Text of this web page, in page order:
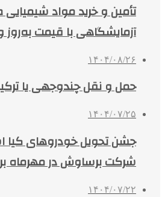
تأمین و خرید مواد
آزمایشگاهی با قیمت
۱۴۰۴/۰۸/۲۶
حمل و نقل چندوجهی یا
۱۴۰۴/۰۷/۲۵
جشن تحویل خودروهای کیا
شرکت برساوش در مهرماه
۱۴۰۴/۰۷/۲۲